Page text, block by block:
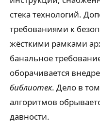
стека технологий.
требованиями к
жёсткими рамками
банальное
оборачивается
библиотек. Дело в
алгоритмов
давности.